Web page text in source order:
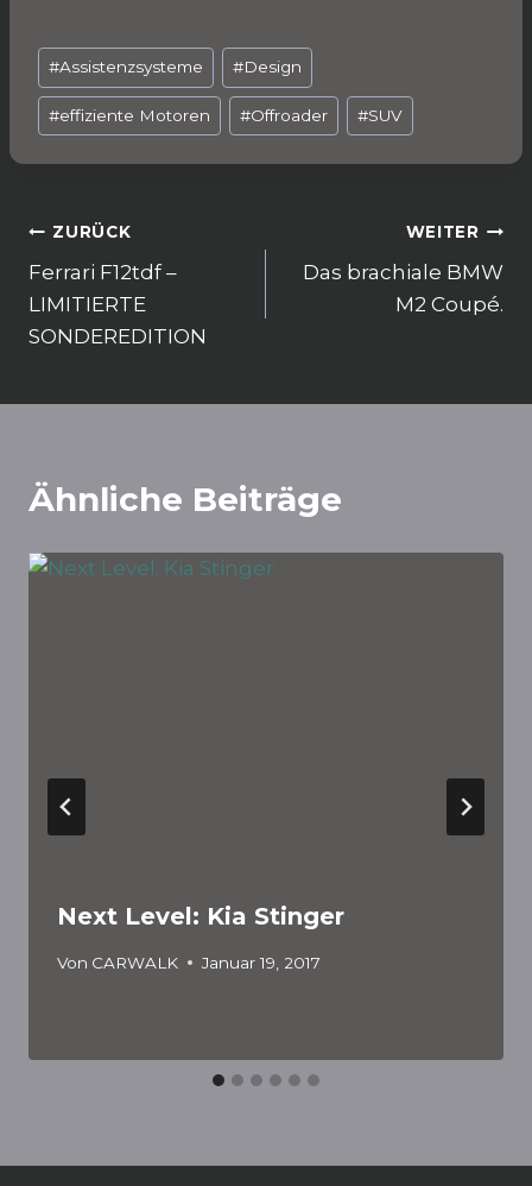
c
e
b
o
k
ai
l
a
ts
A
p
e
g
ra
m
n
Schlagworte:
#Assistenzsysteme #Design
#effiziente Motoren #Offroader #SUV
Beitragsnavigation
ZURÜCK
Ferrari F12tdf –
LIMITIERTE
SONDEREDITION
WEITER
Das brachiale BMW
M2 Coupé.
Ähnliche Beiträge
Next Level: Kia Stinger
Von CARWALK Januar 19, 2017